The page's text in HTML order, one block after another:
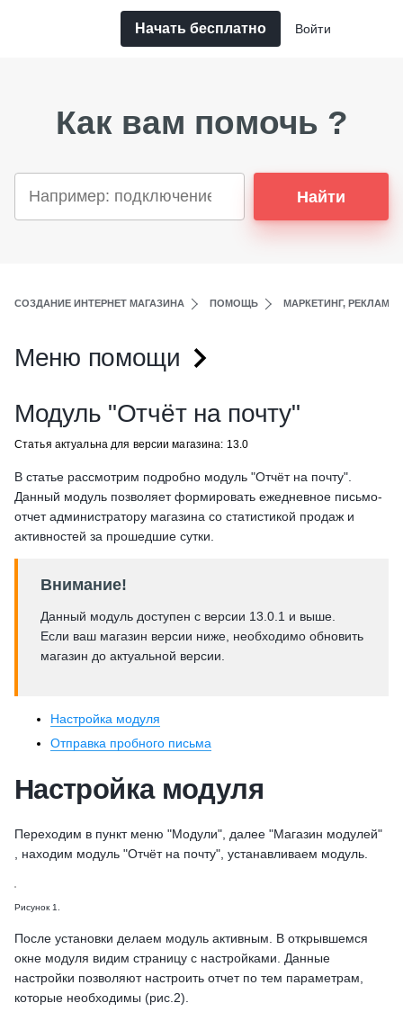
Начать бесплатно Войти
Как вам помочь ?
Найти
СОЗДАНИЕ ИНТЕРНЕТ МАГАЗИНА ПОМОЩЬ МАРКЕТИНГ, РЕКЛАМА,
Меню помощи
Модуль "Отчёт на почту"
Статья актуальна для версии магазина: 13.0
В статье рассмотрим подробно модуль "Отчёт на почту".
Данный модуль позволяет формировать ежедневное письмо-
отчет администратору магазина со статистикой продаж и
активностей за прошедшие сутки.
Внимание!
Данный модуль доступен с версии 13.0.1 и выше.
Если ваш магазин версии ниже, необходимо обновить
магазин до актуальной версии.
Настройка модуля
Отправка пробного письма
Настройка модуля
Переходим в пункт меню "Модули", далее "Магазин модулей"
, находим модуль "Отчёт на почту", устанавливаем модуль.
Рисунок 1.
После установки делаем модуль активным. В открывшемся
окне модуля видим страницу с настройками. Данные
настройки позволяют настроить отчет по тем параметрам,
которые необходимы (рис.2).